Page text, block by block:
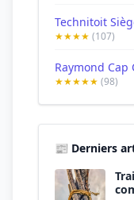
Technitoit
★★★★ (107)
★★★★★ (98)
📰 Derniers